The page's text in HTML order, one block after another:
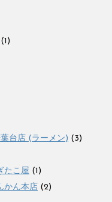
(1)
台店 (ラーメン) (3)
たこ屋 (1)
かん本店 (2)